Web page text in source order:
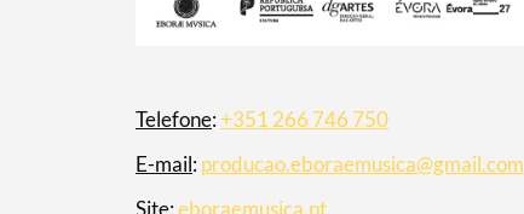
Telefone:+351 266 746 750
E-mail: producao.eboraemusica@gmail.com
Site:eboraemusica.pt